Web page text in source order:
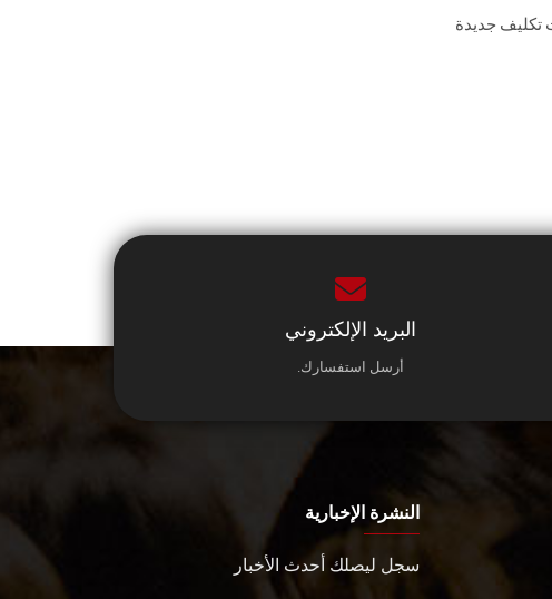
تكليف جديدة
البريد الإلكتروني
أرسل استفسارك.
النشرة الإخبارية
سجل ليصلك أحدث الأخبار